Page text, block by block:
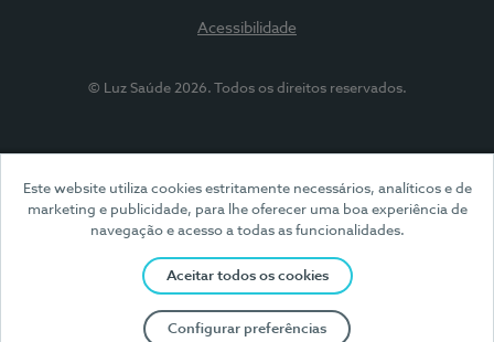
Este website utiliza cookies estritamente necessários, analíticos e de
marketing e publicidade, para lhe oferecer uma boa experiência de
navegação e acesso a todas as funcionalidades.
Aceitar todos os cookies
Configurar preferências
Acessibilidade
© Luz Saúde 2026. Todos os direitos reservados.